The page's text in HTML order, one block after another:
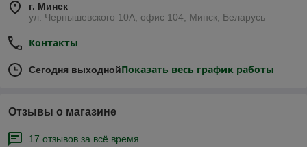
г. Минск
ул. Чернышевского 10А, офис 104, Минск, Беларусь
Контакты
Сегодня выходнойПоказать весь график работы
Отзывы о магазине
17 отзывов за всё время